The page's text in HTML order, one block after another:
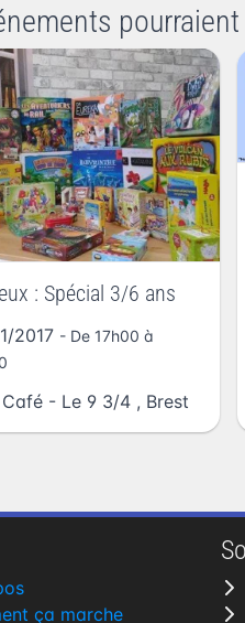
: Spécial 3/6 ans
2017 - De 17h00 à
- Le 9 3/4 , Brest
ça marche